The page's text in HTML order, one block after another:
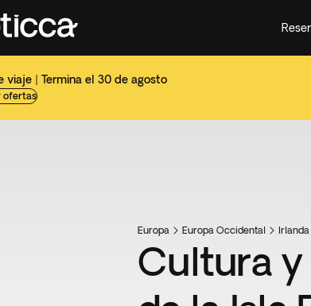
viaje | Termina el 30 de agosto
ofertas
Europa Europa Occidental Irlanda
Cultura